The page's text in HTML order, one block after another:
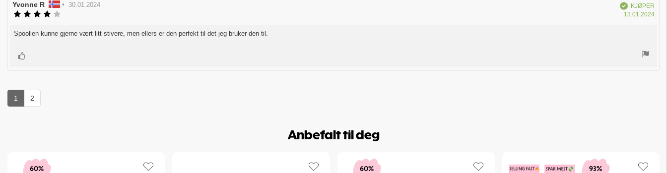
Forfatter:
Yvonne R • Omtaledato:
30.01.2024
av
5
Verifisert
KJØPER
13.01.2024
Omtaletekst:
Spoolien kunne gjerne vært litt stivere, men ellers er den perfekt til det jeg bruker den til.
Liker
1 2
Anbefalt til deg
60% 60% 93%